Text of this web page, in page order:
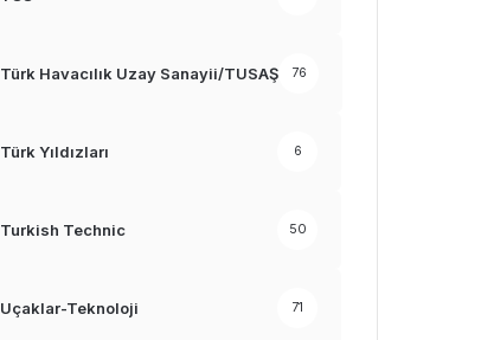
Türk Havacılık Uzay Sanayii/TUSAŞ 76
Türk Yıldızları 6
Turkish Technic 50
Uçaklar-Teknoloji 71